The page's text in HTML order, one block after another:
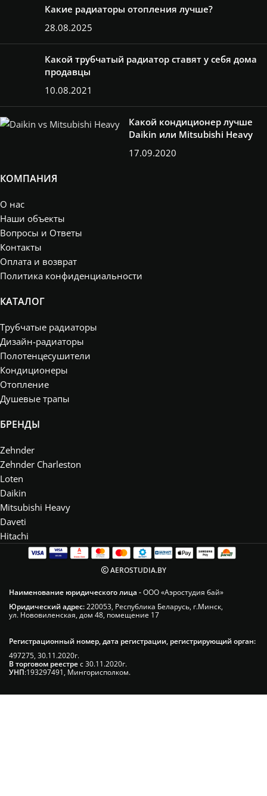
Какие радиаторы отопления лучше?
28.08.2025
Какой трубчатый радиатор ставят у себя дома
продавцы
10.08.2021
Какой кондиционер лучше
Daikin или Mitsubishi Heavy
17.09.2020
КОМПАНИЯ
О нас
Наши объекты
Вопросы и Ответы
Контакты
Оплата и возврат
Политика конфиденциальности
КАТАЛОГ
Трубчатые радиаторы
Дизайн-радиаторы
Полотенцесушители
Кондиционеры
Отопление
Душевые трапы
БРЕНДЫ
Zehnder
Zehnder Charleston
Loten
Daikin
Mitsubishi Heavy
Daveti
Hitachi
AEROSTUDIA.BY
Наименование юридического лица -ООО «Аэростудия бай»
Юридический адрес:220053, Республика Беларусь, г.Минск,
ул. Нововиленская, дом 48, помещение 17
Регистрационный номер, дата регистрации, регистрирующий орган:
497275, 30.11.2020г.
В торговом реестрес 30.11.2020г.
УНП:193297491, Мингорисполком.